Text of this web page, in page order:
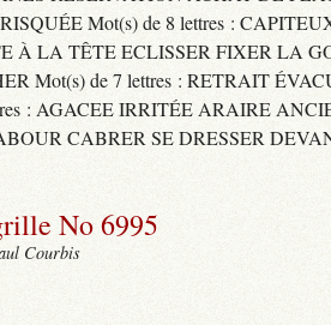
Mot(s) de 8 lettres :
À LA TÊTE ECLISSER FIXER LA
Mot(s) de 7 lettres : RETRAIT
: AGACEE IRRITÉE ARAIRE
CABRER SE DRESSER
No 6995
Courbis